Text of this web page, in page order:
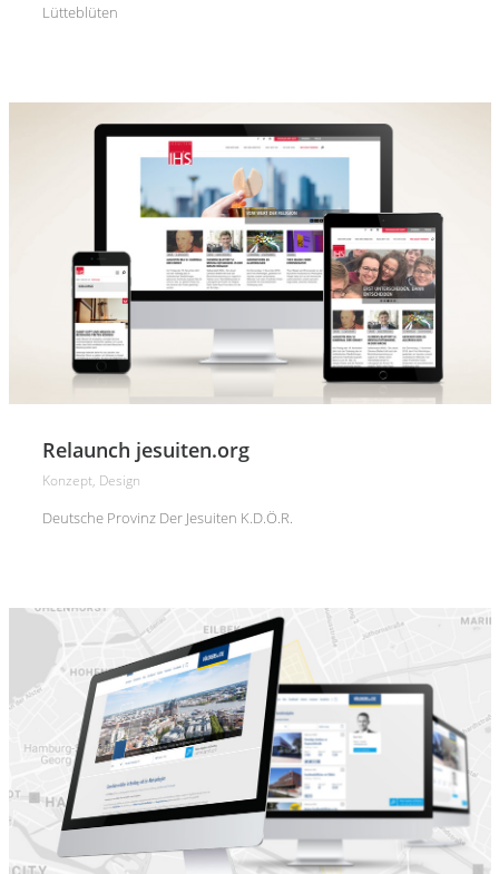
Lütteblüten
Relaunch jesuiten.org
Konzept, Design
Deutsche Provinz Der Jesuiten K.d.ö.R.